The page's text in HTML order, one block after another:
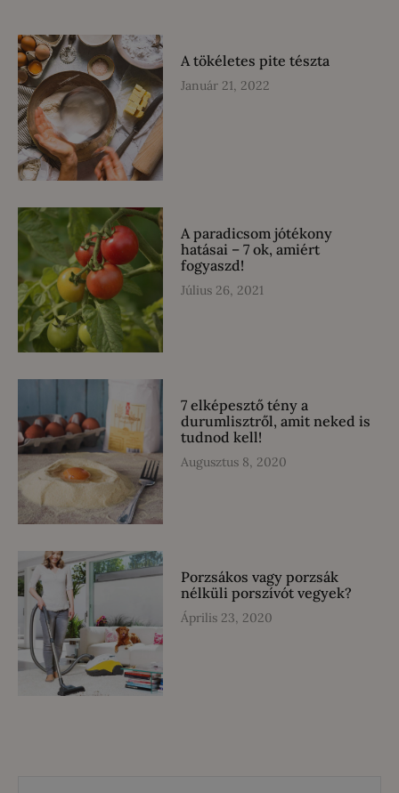
A tökéletes pite tészta
Január 21, 2022
A paradicsom jótékony
hatásai – 7 ok, amiért
fogyaszd!
Július 26, 2021
7 elképesztő tény a
durumlisztről, amit neked is
tudnod kell!
Augusztus 8, 2020
Porzsákos vagy porzsák
nélküli porszívót vegyek?
Április 23, 2020